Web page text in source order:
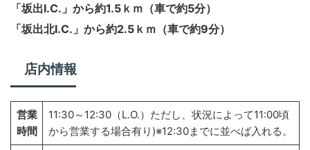
「坂出I.C.」から約1.5ｋｍ（車で約5分）
「坂出北I.C.」から約2.5ｋｍ（車で約9分）
店内情報
営業
時間
11:30～12:30（L.O.）ただし、状況によって11:00頃
から営業する場合有り)※12:30までに並べば入れる。